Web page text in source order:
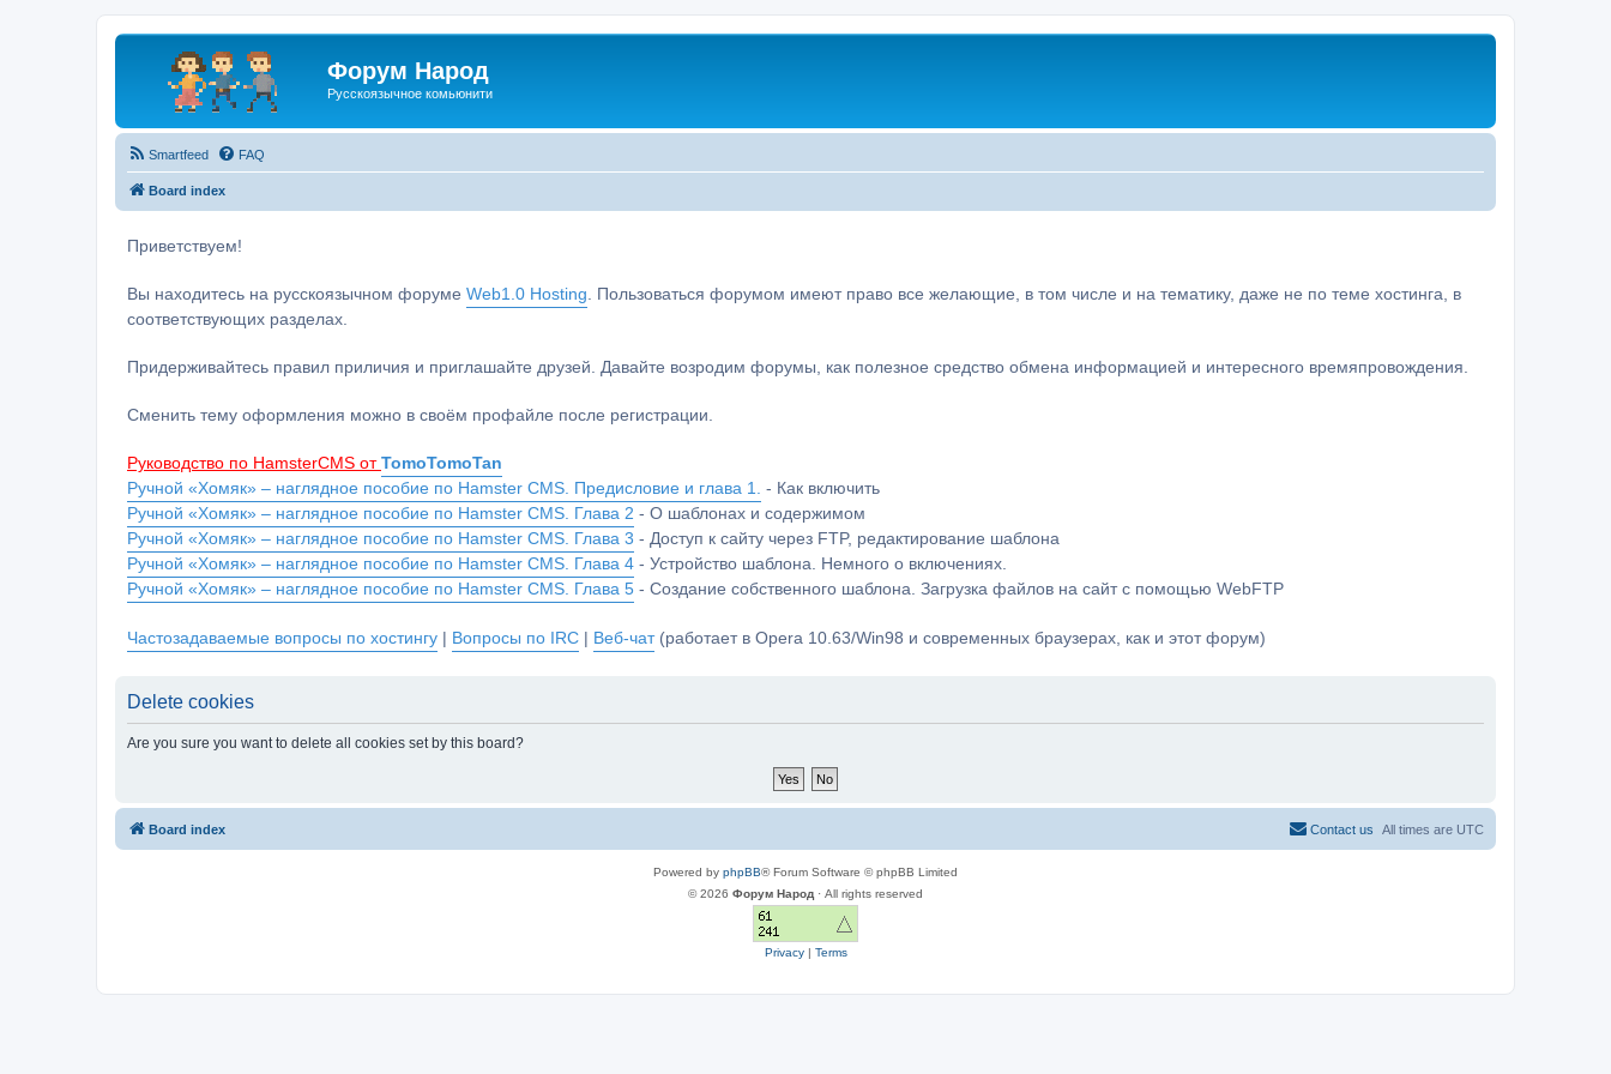
Форум Народ
Русскоязычное комьюнити
Smartfeed FAQ
Board index
Приветствуем!
Вы находитесь на русскоязычном форуме Web1.0 Hosting . Пользоваться форумом имеют право все желающие, в том числе и на тематику, даже не по теме хостинга, в
соответствующих разделах.
Придерживайтесь правил приличия и приглашайте друзей. Давайте возродим форумы, как полезное средство обмена информацией и интересного времяпровождения.
Сменить тему оформления можно в своём профайле после регистрации.
Руководство по HamsterCMS от TomoTomoTan
Ручной «Хомяк» – наглядное пособие по Hamster CMS. Предисловие и глава 1.
- Как включить
Ручной «Хомяк» – наглядное пособие по Hamster CMS. Глава 2 - О шаблонах и содержимом
Ручной «Хомяк» – наглядное пособие по Hamster CMS. Глава 3 - Доступ к сайту через FTP, редактирование шаблона
Ручной «Хомяк» – наглядное пособие по Hamster CMS. Глава 4 - Устройство шаблона. Немного о включениях.
Ручной «Хомяк» – наглядное пособие по Hamster CMS. Глава 5 - Создание собственного шаблона. Загрузка файлов на сайт с помощью WebFTP
Частозадаваемые вопросы по хостингу | Вопросы по IRC | Веб-чат(работает в Opera 10.63/Win98 и современных браузерах, как и этот форум)
Delete cookies
Are you sure you want to delete all cookies set by this board?
Board index All times are UTC
Contact us
Powered by phpBB® Forum Software © phpBB Limited
© 2026 Форум Народ · All rights reserved
Privacy| Terms